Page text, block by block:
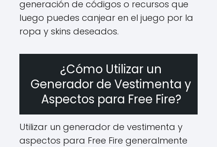
generación de códigos o recursos que
luego puedes canjear en el juego por la
ropa y skins deseados.
¿Cómo Utilizar un
Generador de Vestimenta y
Aspectos para Free Fire?
Utilizar un generador de vestimenta y
aspectos para Free Fire generalmente